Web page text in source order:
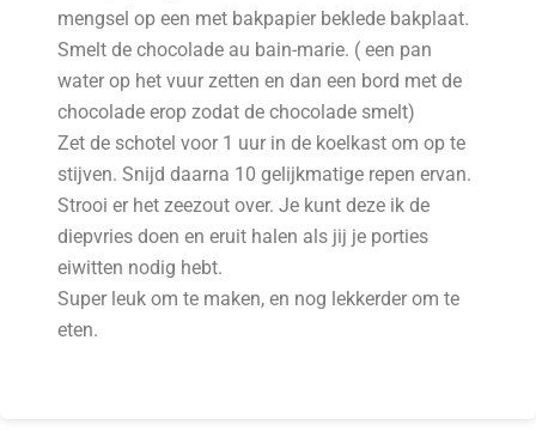
mengsel op een met bakpapier beklede bakplaat.
Smelt de chocolade au bain-marie. ( een pan
water op het vuur zetten en dan een bord met de
chocolade erop zodat de chocolade smelt)
Zet de schotel voor 1 uur in de koelkast om op te
stijven. Snijd daarna 10 gelijkmatige repen ervan.
Strooi er het zeezout over. Je kunt deze ik de
diepvries doen en eruit halen als jij je porties
eiwitten nodig hebt.
Super leuk om te maken, en nog lekkerder om te
eten.